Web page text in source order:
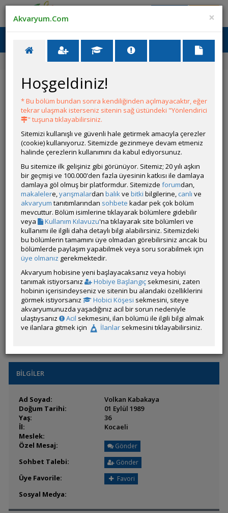
Ana Menü
Ana Sayfa
Forum Üye Profili
ÖZELLİKLER
Kullanıcı Adı:
√olkaπ
Kullanıcı Grubu:
Forum Üyesi
Geri Bildirimleri:
0 adet mevcut.
Aldığı Beğeni:
212
Hesap Durumu:
Aktif
Durumu:
Çevrim Dışı
Üyelik Tarihi:
10 Haziran 2022 17:28
Son Ziyaret:
19 Saat 23 Dakikaönce
Toplam Mesaj:
196 [0.13 Gün Ortalaması]
Paylaşım Sayisı:
25 (Son 6 Ay)
İlan Sayisı:
1
Üyenin Mesaj ve İlanlarını Gör
Üyenin Açtığı Konuları Gör
Üyeden ÖM Almayı Engelle
BİLGİLER
Ad Soyad:
Volkan Kabakaya
Doğum Tarihi:
01 Eylül 1989
Yaş:
36
İl:
Kocaeli
Meslek:
Özel Mesaj:
Gönder
Sohbet Talebi: Gönder
Üye Favorile: Favori
Sosyal Medya:
×
Akvaryum.Com
Hoşgeldiniz!
* Bu bölüm bundan sonra kendiliğinden açılmayacaktır, eğer
tekrar ulaşmak isterseniz sitenin sağ üstündeki "Yönlendirici
" tuşuna tıklayabilirsiniz.
Sitemizi kullanışlı ve güvenli hale getirmek amacıyla çerezler
(cookie) kullanıyoruz. Sitemizde gezinmeye devam etmeniz
halinde çerezlerin kullanımını da kabul ediyorsunuz.
Bu sitemize ilk gelişiniz gibi görünüyor. Sitemiz; 20 yılı aşkın
bir geçmişi ve 100.000'den fazla üyesinin katkısı ile damlaya
damlaya göl olmuş bir platformdur. Sitemizde forumdan,
makalelere,yarışmalardan balıkve bitki bilgilerine, canlı ve
akvaryum tanıtımlarından sohbete kadar pek çok bölüm
mevcuttur. Bölüm isimlerine tıklayarak bölümlere gidebilir
veya
Kullanım Kılavuzu'na tıklayarak site bölümleri ve
kullanımı ile ilgili daha detaylı bilgi alabilirsiniz. Sitemizdeki
bu bölümlerin tamamını üye olmadan görebilirsiniz ancak bu
bölümlerde paylaşım yapabilmek veya soru sorabilmek için
üye olmanız gerekmektedir.
Akvaryum hobisine yeni başlayacaksanız veya hobiyi
tanımak istiyorsanız
Hobiye Başlangıç sekmesini, zaten
hobinin içerisindeyseniz ve sitenin bu alandaki özelliklerini
görmek istiyorsanız
Hobici Köşesi sekmesini, siteye
akvaryumunuzda yaşadığınız acil bir sorun nedeniyle
ulaştıysanız
Acil sekmesini, ilan bölümü ile ilgili bilgi almak
ve ilanlara gitmek için
İlanlar sekmesini tıklayabilirsiniz.